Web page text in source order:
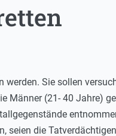
Sie sollen
Männer (21- 40 Jahre)
seien die